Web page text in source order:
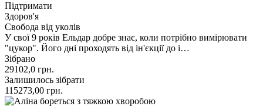
Підтримати
Здоров'я
Свобода від уколів
У свої 9 років Ельдар добре знає, коли потрібно вимірювати
"цукор". Його дні проходять від ін'єкції до і…
Зібрано
29102,0 грн.
Залишилось зібрати
115273,00 грн.